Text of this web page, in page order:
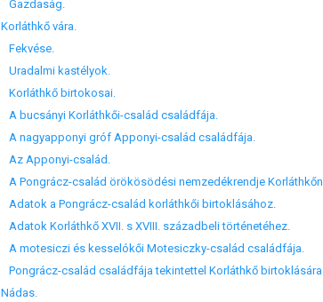
Gazdaság.
Korláthkő vára.
Fekvése.
Uradalmi kastélyok.
Korláthkő birtokosai.
A bucsányi Korláthkői-család családfája.
A nagyapponyi gróf Apponyi-család családfája.
Az Apponyi-család.
A Pongrácz-család örökösödési nemzedékrendje Korláthkőn..
Adatok a Pongrácz-család korláthkői birtoklásához.
Adatok Korláthkő XVII. s XVIII. századbeli történetéhez.
A motesiczi és kesselókői Motesiczky-család családfája.
Pongrácz-család családfája tekintettel Korláthkő birtoklására.
Nádas.